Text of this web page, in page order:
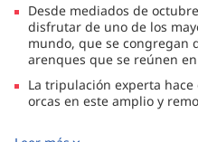
Desde mediados de
disfrutar de uno de los
mundo, que se congregan
arenques que se reúnen
La tripulación experta
orcas en este amplio y